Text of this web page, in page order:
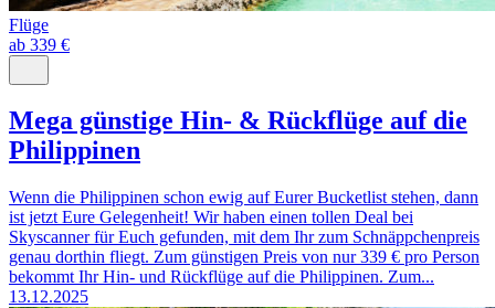
Flüge
ab 339 €
Mega günstige Hin- & Rückflüge auf die
Philippinen
Wenn die Philippinen schon ewig auf Eurer Bucketlist stehen, dann
ist jetzt Eure Gelegenheit! Wir haben einen tollen Deal bei
Skyscanner für Euch gefunden, mit dem Ihr zum Schnäppchenpreis
genau dorthin fliegt. Zum günstigen Preis von nur 339 € pro Person
bekommt Ihr Hin- und Rückflüge auf die Philippinen. Zum...
13.12.2025